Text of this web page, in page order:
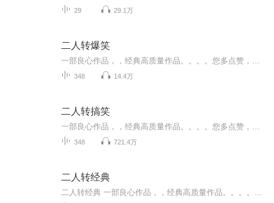
29 29.1万
二人转爆笑
348 14.4万
二人转搞笑
348 721.4万
二人转经典